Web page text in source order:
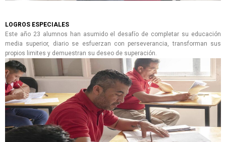
LOGROS ESPECIALES
Este año 23 alumnos han asumido el desafío de completar su educación
media superior, diario se esfuerzan con perseverancia, transforman sus
propios limites y demuestran su deseo de superación.